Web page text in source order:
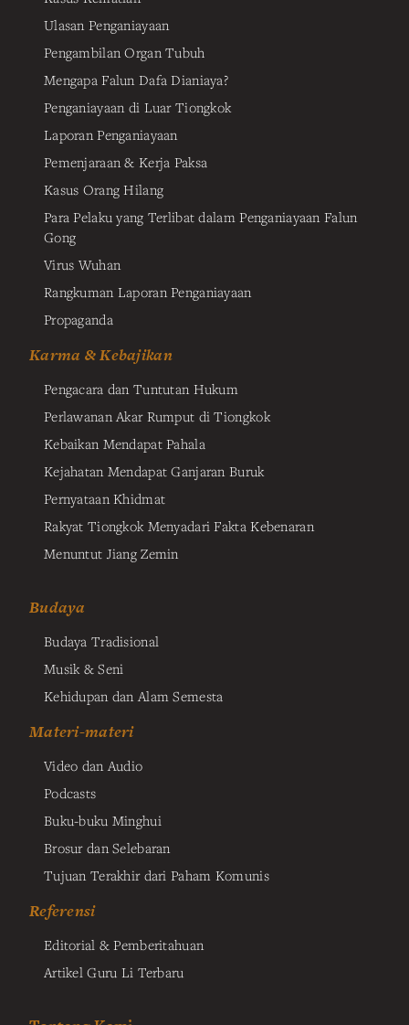
Ulasan Penganiayaan
Pengambilan Organ Tubuh
Mengapa Falun Dafa Dianiaya?
Penganiayaan di Luar Tiongkok
Laporan Penganiayaan
Pemenjaraan & Kerja Paksa
Kasus Orang Hilang
Para Pelaku yang Terlibat dalam Penganiayaan Falun
Gong
Virus Wuhan
Rangkuman Laporan Penganiayaan
Propaganda
Karma & Kebajikan
Pengacara dan Tuntutan Hukum
Perlawanan Akar Rumput di Tiongkok
Kebaikan Mendapat Pahala
Kejahatan Mendapat Ganjaran Buruk
Pernyataan Khidmat
Rakyat Tiongkok Menyadari Fakta Kebenaran
Menuntut Jiang Zemin
Budaya
Budaya Tradisional
Musik & Seni
Kehidupan dan Alam Semesta
Materi-materi
Video dan Audio
Podcasts
Buku-buku Minghui
Brosur dan Selebaran
Tujuan Terakhir dari Paham Komunis
Referensi
Editorial & Pemberitahuan
Artikel Guru Li Terbaru